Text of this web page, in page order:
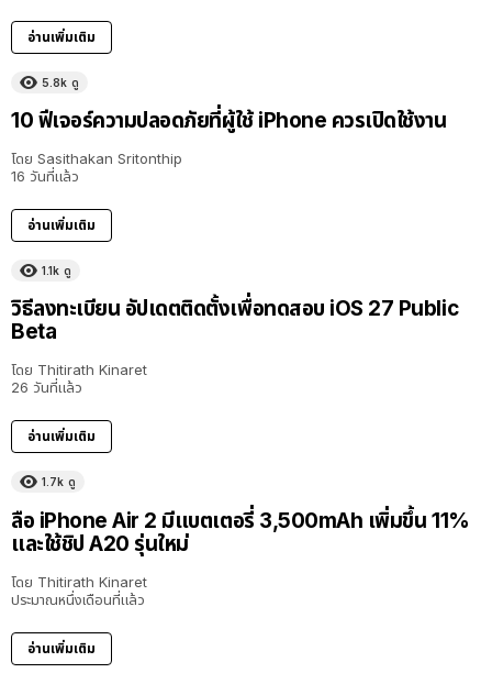
อ่านเพิ่มเติม
5.8k ดู
10 ฟีเจอร์ความปลอดภัยที่ผู้ใช้ iPhone ควรเปิดใช้งาน
โดย Sasithakan Sritonthip
16 วันที่แล้ว
อ่านเพิ่มเติม
1.1k ดู
วิธีลงทะเบียน อัปเดตติดตั้งเพื่อทดสอบ iOS 27 Public
Beta
โดย Thitirath Kinaret
26 วันที่แล้ว
อ่านเพิ่มเติม
1.7k ดู
ลือ iPhone Air 2 มีแบตเตอรี่ 3,500mAh เพิ่มขึ้น 11%
และใช้ชิป A20 รุ่นใหม่
โดย Thitirath Kinaret
ประมาณหนึ่งเดือนที่แล้ว
อ่านเพิ่มเติม